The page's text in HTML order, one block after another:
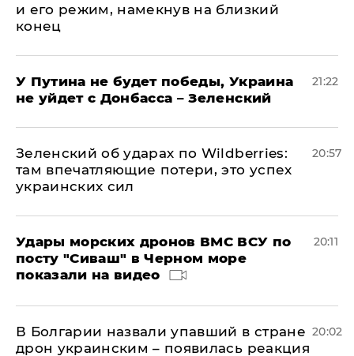
и его режим, намекнув на близкий
конец
У Путина не будет победы, Украина
не уйдет с Донбасса – Зеленский
21:22
Зеленский об ударах по Wildberries:
там впечатляющие потери, это успех
украинских сил
20:57
Удары морских дронов ВМС ВСУ по
посту "Сиваш" в Черном море
показали на видео
20:11
В Болгарии назвали упавший в стране
дрон украинским – появилась реакция
20:02